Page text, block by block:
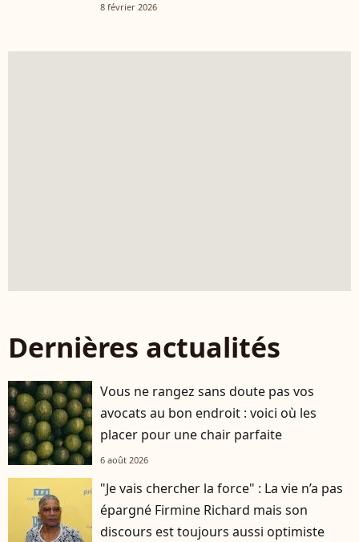
8 février 2026
Dernières actualités
Vous ne rangez sans doute pas vos
avocats au bon endroit : voici où les
placer pour une chair parfaite
6 août 2026
"Je vais chercher la force" : La vie n’a pas
épargné Firmine Richard mais son
discours est toujours aussi optimiste